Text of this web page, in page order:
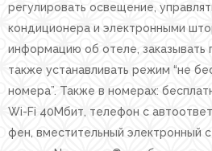
регулировать освещение,
кондиционера и электронными
информацию об отеле, заказывать
также устанавливать режим “не
номера”. Также в номерах:
Wi-Fi 40Mбит, телефон с
фен, вместительный электронный